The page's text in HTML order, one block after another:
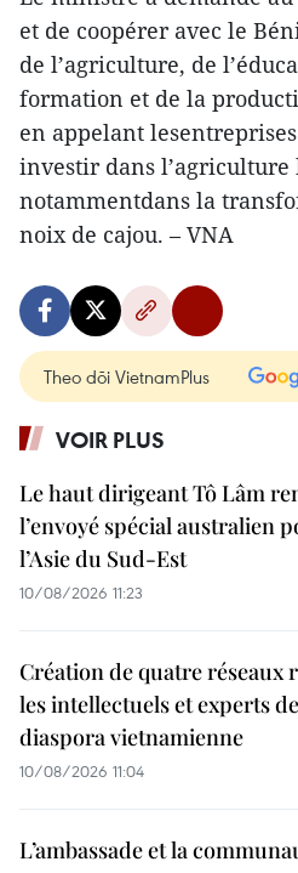
et de coopérer avec le
de l’agriculture, de
formation et de la
en appelant
investir dans l’agriculture
notammentdans la
noix de cajou. – VNA
Theo dõi VietnamPlus
VOIR PLUS
Le haut dirigeant Tô Lâm
l’envoyé spécial australien
l’Asie du Sud-Est
10/08/2026 11:23
Création de quatre réseaux
les intellectuels et experts
diaspora vietnamienne
10/08/2026 11:04
L’ambassade et la